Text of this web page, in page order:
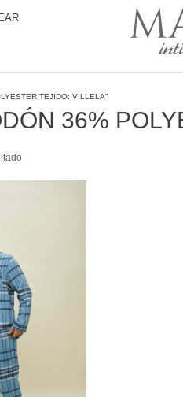
TEJIDO: VILLELA”
36%